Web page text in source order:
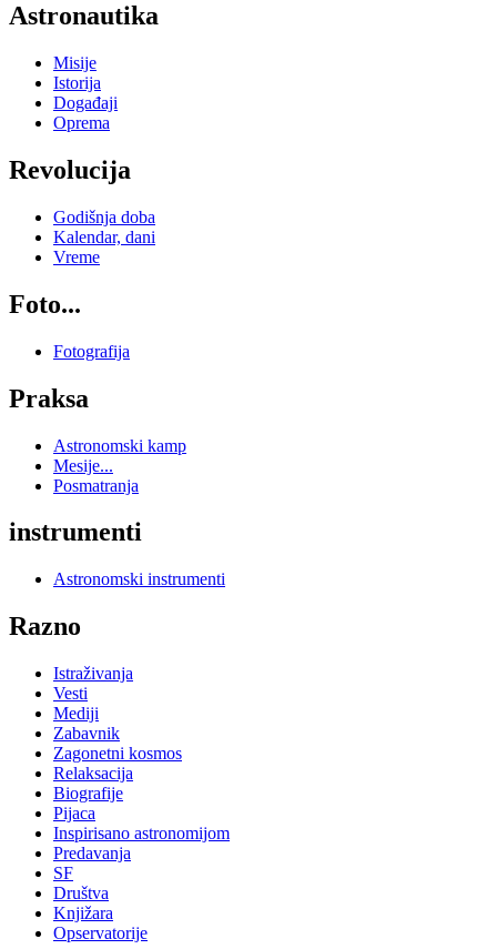
Astronautika
Misije
Istorija
Događaji
Oprema
Revolucija
Godišnja doba
Kalendar, dani
Vreme
Foto...
Fotografija
Praksa
Astronomski kamp
Mesije...
Posmatranja
instrumenti
Astronomski instrumenti
Razno
Istraživanja
Vesti
Mediji
Zabavnik
Zagonetni kosmos
Relaksacija
Biografije
Pijaca
Inspirisano astronomijom
Predavanja
SF
Društva
Knjižara
Opservatorije